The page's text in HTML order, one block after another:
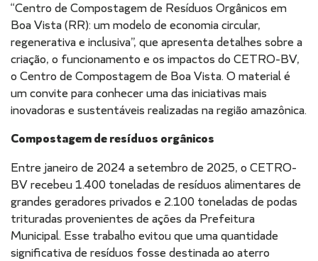
“Centro de Compostagem de Resíduos Orgânicos em
Boa Vista (RR): um modelo de economia circular,
regenerativa e inclusiva”, que apresenta detalhes sobre a
criação, o funcionamento e os impactos do CETRO-BV,
o Centro de Compostagem de Boa Vista. O material é
um convite para conhecer uma das iniciativas mais
inovadoras e sustentáveis realizadas na região amazônica.
Compostagem de resíduos orgânicos
Entre janeiro de 2024 a setembro de 2025, o CETRO-
BV recebeu 1.400 toneladas de resíduos alimentares de
grandes geradores privados e 2.100 toneladas de podas
trituradas provenientes de ações da Prefeitura
Municipal. Esse trabalho evitou que uma quantidade
significativa de resíduos fosse destinada ao aterro